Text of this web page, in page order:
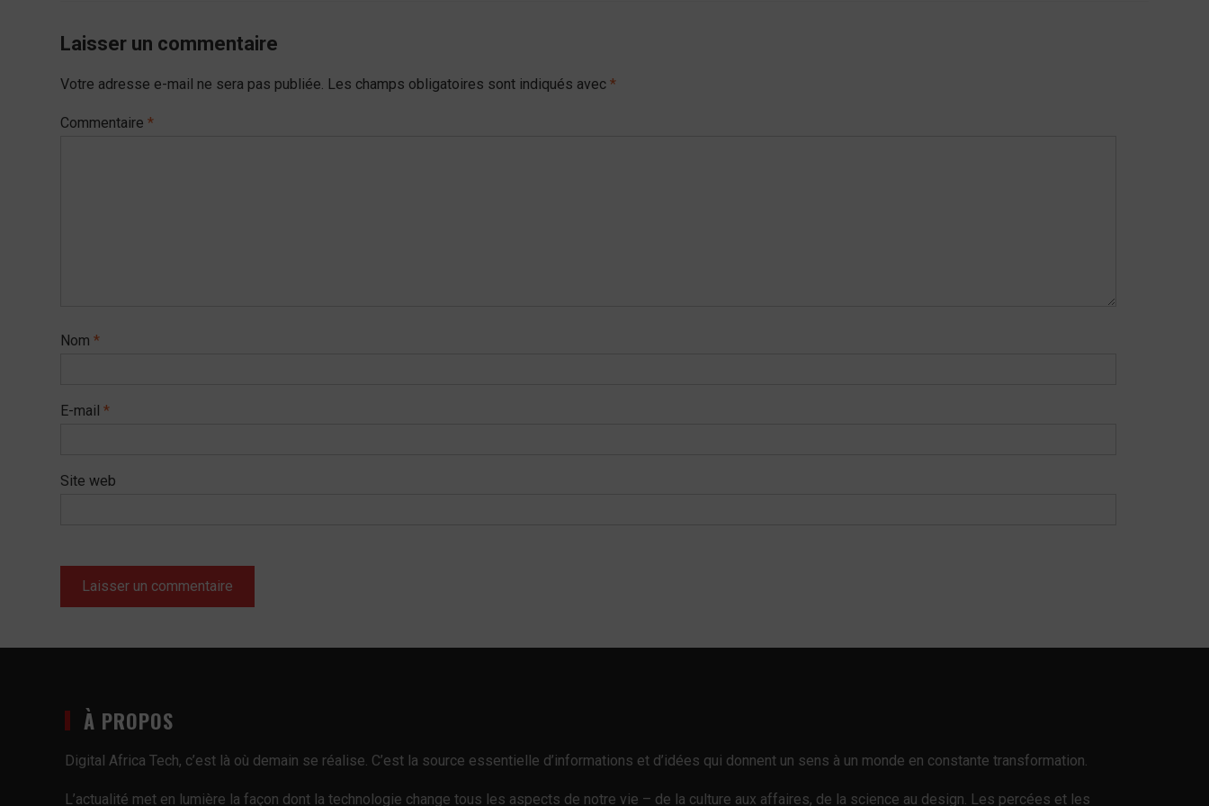
Laisser un commentaire
Votre adresse e-mail ne sera pas publiée. Les champs obligatoires sont indiqués avec *
Commentaire *
Nom *
E-mail *
Site web
À PROPOS
Digital Africa Tech, c’est là où demain se réalise. C’est la source essentielle d’informations et d’idées qui donnent un sens à un monde en constante transformation.
L’actualité met en lumière la façon dont la technologie change tous les aspects de notre vie – de la culture aux affaires, de la science au design. Les percées et les